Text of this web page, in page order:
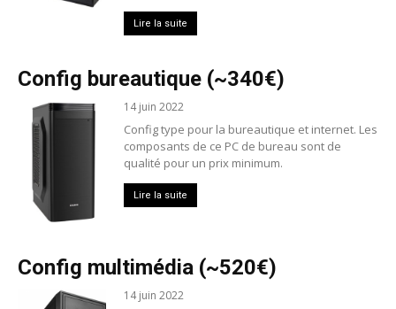
Lire la suite
Config bureautique (~340€)
14 juin 2022
Config type pour la bureautique et internet. Les
composants de ce PC de bureau sont de
qualité pour un prix minimum.
Lire la suite
Config multimédia (~520€)
14 juin 2022